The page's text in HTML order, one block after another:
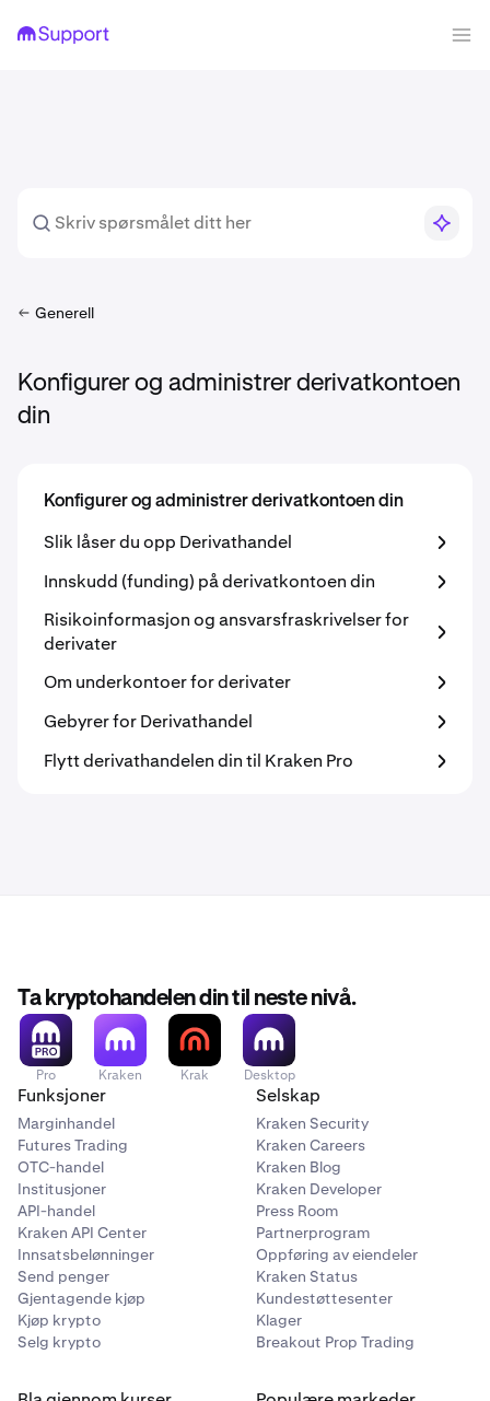
Generell
Konfigurer og administrer derivatkontoen
din
Konfigurer og administrer derivatkontoen din
Slik låser du opp Derivathandel
Innskudd (funding) på derivatkontoen din
Risikoinformasjon og ansvarsfraskrivelser for
derivater
Om underkontoer for derivater
Gebyrer for Derivathandel
Flytt derivathandelen din til Kraken Pro
Ta kryptohandelen din til neste nivå.
Pro Kraken Krak Desktop
Funksjoner
Marginhandel
Futures Trading
OTC-handel
Institusjoner
API-handel
Kraken API Center
Innsatsbelønninger
Send penger
Gjentagende kjøp
Kjøp krypto
Selg krypto
Selskap
Kraken Security
Kraken Careers
Kraken Blog
Kraken Developer
Press Room
Partnerprogram
Oppføring av eiendeler
Kraken Status
Kundestøttesenter
Klager
Breakout Prop Trading